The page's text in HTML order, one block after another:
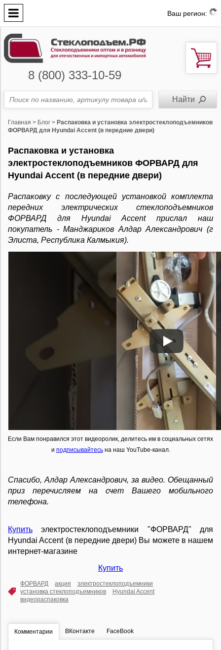
Ваш регион:
8 (800) 333-10-59
Главная > Блог > Распаковка и установка электростеклоподъемников
ФОРВАРД для Hyundai Accent (в передние двери)
Распаковка и установка
электростеклоподъемников ФОРВАРД для
Hyundai Accent (в передние двери)
Распаковку с последующей установкой комплекта
передних электрических стеклоподъемников
ФОРВАРД для Hyundai Accent прислал наш
покупатель - Манджариков Алдар Александрович (г
Элиста, Республика Калмыкия).
Если Вам понравился этот видеоролик, делитесь им в социальных сетях
и подписывайтесьна наш YouTube-канал.
Спасибо, Алдар Александрович, за видео. Обещанный
приз перечисляем на счет Вашего мобильного
телефона.
Купить электростеклоподъемники "ФОРВАРД" для
Hyundai Accent (в передние двери) Вы можете в нашем
интернет-магазине
Купить
ФОРВАРД акция
электростеклоподъемники
установка стеклоподъемников
Hyundai Accent
видеораспаковка
Комментарии ВКонтакте FaceBook